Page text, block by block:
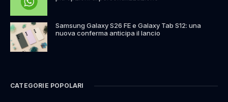
Samsung Galaxy S26 FE e Galaxy Tab S12: una
nuova conferma anticipa il lancio
CATEGORIE POPOLARI